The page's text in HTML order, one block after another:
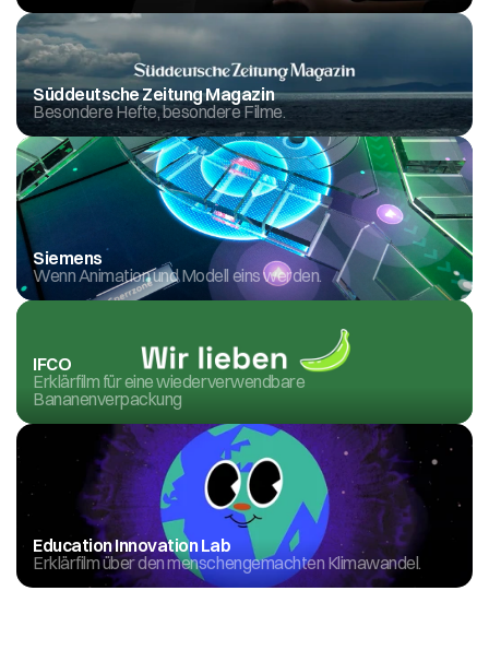
Süddeutsche Zeitung Magazin
Besondere Hefte, besondere Filme.
Siemens
Wenn Animation und Modell eins werden.
IFCO
Erklärfilm für eine wiederverwendbare
Bananenverpackung
Education Innovation Lab
Erklärfilm über den menschengemachten Klimawandel.